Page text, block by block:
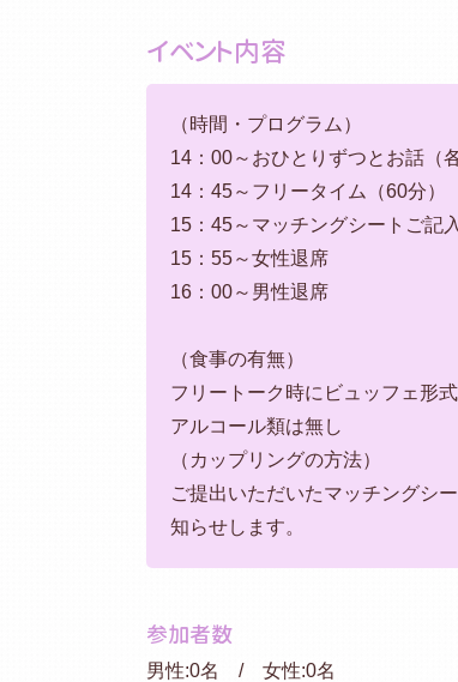
イベント内容
（時間・プログラム）
14：00～おひとりずつとお話（
14：45～フリータイム（60分）
15：45～マッチングシートご記入
15：55～女性退席
16：00～男性退席
（食事の有無）
フリートーク時にビュッフェ形
アルコール類は無し
（カップリングの方法）
ご提出いただいたマッチングシ
知らせします。
参加者数
男性:0名 / 女性:0名